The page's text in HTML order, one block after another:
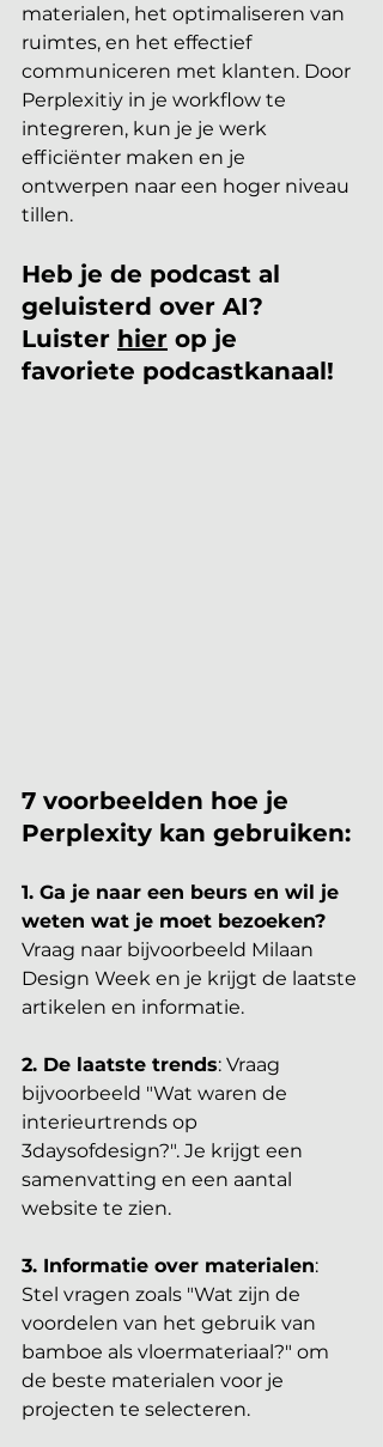
materialen, het optimaliseren van
ruimtes, en het effectief
communiceren met klanten. Door
Perplexitiy in je workflow te
integreren, kun je je werk
efficiënter maken en je
ontwerpen naar een hoger niveau
tillen.
Heb je de podcast al
geluisterd over AI?
Luister hier op je
favoriete podcastkanaal!
7 voorbeelden hoe je
Perplexity kan gebruiken:
1. Ga je naar een beurs en wil je
weten wat je moet bezoeken?
Vraag naar bijvoorbeeld Milaan
Design Week en je krijgt de laatste
artikelen en informatie.
2. De laatste trends: Vraag
bijvoorbeeld "Wat waren de
interieurtrends op
3daysofdesign?". Je krijgt een
samenvatting en een aantal
website te zien.
3. Informatie over materialen:
Stel vragen zoals "Wat zijn de
voordelen van het gebruik van
bamboe als vloermateriaal?" om
de beste materialen voor je
projecten te selecteren.